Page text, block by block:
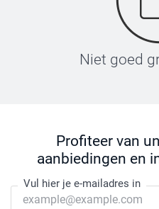
Niet goed
Profiteer van
aanbiedingen en
Vul hier je e-mailadres in